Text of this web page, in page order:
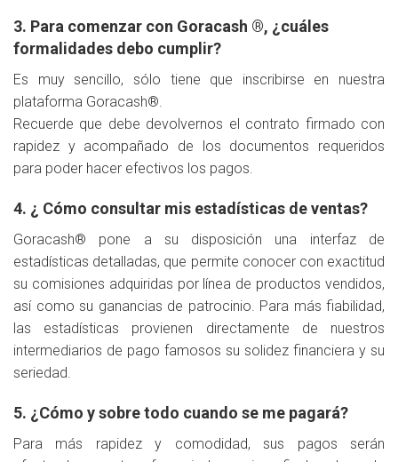
3. Para comenzar con Goracash ®, ¿cuáles
formalidades debo cumplir?
Es muy sencillo, sólo tiene que inscribirse en nuestra
plataforma Goracash®.
Recuerde que debe devolvernos el contrato firmado con
rapidez y acompañado de los documentos requeridos
para poder hacer efectivos los pagos.
4. ¿ Cómo consultar mis estadísticas de ventas?
Goracash® pone a su disposición una interfaz de
estadísticas detalladas, que permite conocer con exactitud
su comisiones adquiridas por línea de productos vendidos,
así como su ganancias de patrocinio. Para más fiabilidad,
las estadísticas provienen directamente de nuestros
intermediarios de pago famosos su solidez financiera y su
seriedad.
5. ¿Cómo y sobre todo cuando se me pagará?
Para más rapidez y comodidad, sus pagos serán